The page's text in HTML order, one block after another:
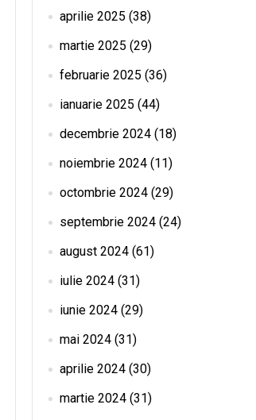
aprilie 2025 (38)
martie 2025 (29)
februarie 2025 (36)
ianuarie 2025 (44)
decembrie 2024 (18)
noiembrie 2024 (11)
octombrie 2024 (29)
septembrie 2024 (24)
august 2024 (61)
iulie 2024 (31)
iunie 2024 (29)
mai 2024 (31)
aprilie 2024 (30)
martie 2024 (31)